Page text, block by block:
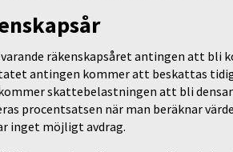
räkenskapsåret antingen att bli
antingen kommer att beskattas
skattebelastningen att bli
procentsatsen när man beräknar
inget möjligt avdrag.